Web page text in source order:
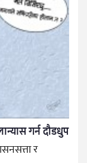
गर्न दौडधुप
र